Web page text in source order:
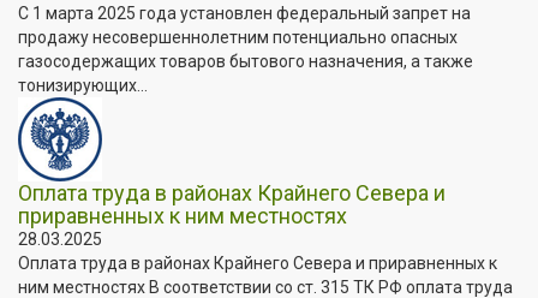
С 1 марта 2025 года установлен федеральный запрет на
продажу несовершеннолетним потенциально опасных
газосодержащих товаров бытового назначения, а также
тонизирующих...
Оплата труда в районах Крайнего Севера и
приравненных к ним местностях
28.03.2025
Оплата труда в районах Крайнего Севера и приравненных к
ним местностях В соответствии со ст. 315 ТК РФ оплата труда